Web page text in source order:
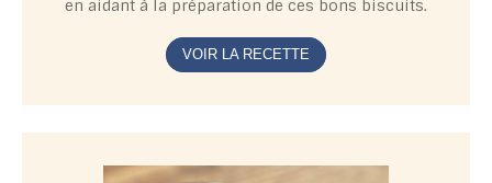
en aidant à la préparation de ces bons biscuits.
VOIR LA RECETTE